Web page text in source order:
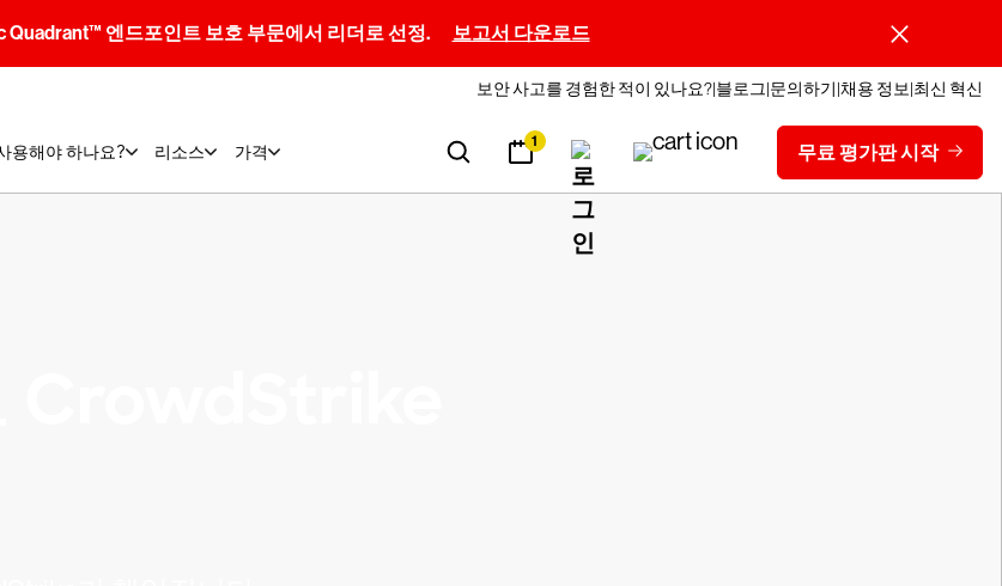
엔드포인트 보호 부문에서 리더로 선정. 보고서 다운로드
보안 사고를 경험한 적이 있나요? 블로그 문의하기 채용 정보 최신 혁신
해야 하나요? 리소스 가격 1 무료 평가판 시작